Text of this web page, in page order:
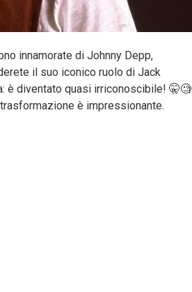
innamorate di Johnny Depp,
il suo iconico ruolo di Jack
è diventato quasi irriconoscibile! 🤫🧐
è impressionante.